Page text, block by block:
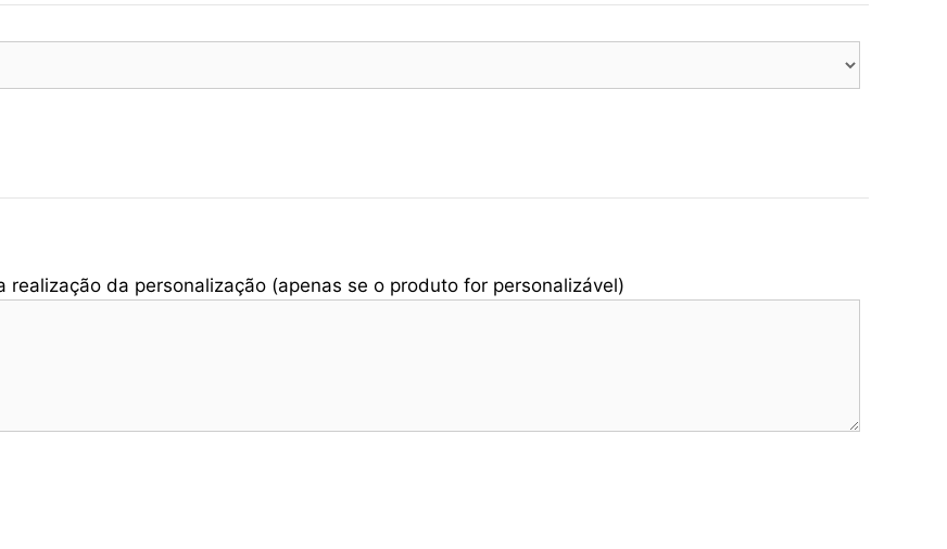
da personalização (apenas se o produto for personalizável)